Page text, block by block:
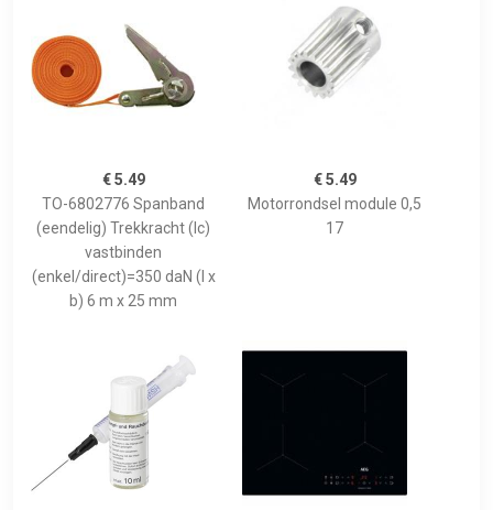
€ 5.49
TO-6802776 Spanband
(eendelig) Trekkracht (lc)
vastbinden
(enkel/direct)=350 daN (l x
b) 6 m x 25 mm
€ 5.49
Motorrondsel module 0,5
17